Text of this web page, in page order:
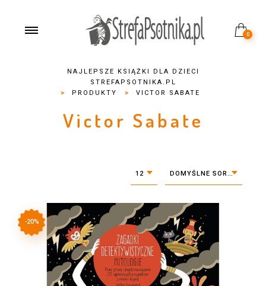
0
NAJLEPSZE KSIĄŻKI DLA DZIECI
STREFAPSOTNIKA.PL
>
PRODUKTY > VICTOR SABATE
Victor Sabate
12 DOMYŚLNE SORTOWANIE
-20%